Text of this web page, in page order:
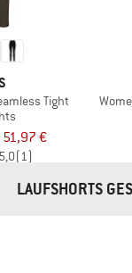
Tight
51,97 €
5,0(1)
LAUFSHORTS